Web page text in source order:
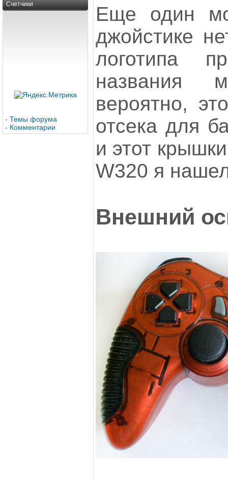
Счетчики
- Темы форума
- Комментарии
Еще один
джойстике
логотипа
названия
вероятно,
отсека для
и этот
W320 я
Внешний